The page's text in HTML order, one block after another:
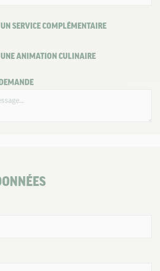
SERVICE COMPLÉMENTAIRE
UNE ANIMATION CULINAIRE